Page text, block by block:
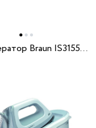
Парогенератор Braun IS3155VI SS